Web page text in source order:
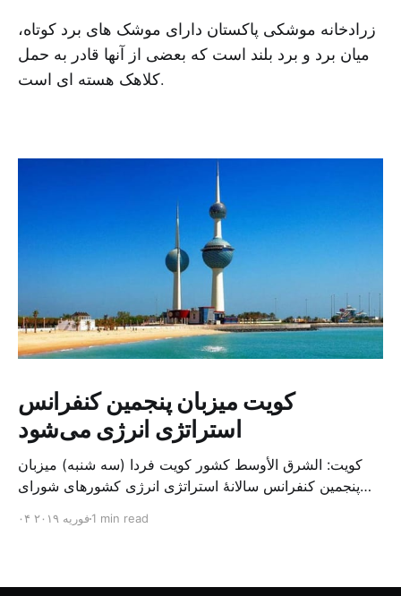
زرادخانه موشکی پاکستان دارای موشک های برد کوتاه،
میان برد و برد بلند است که بعضی از آنها قادر به حمل
کلاهک هسته ای است.
کویت میزبان پنجمین کنفرانس
استراتژی انرژی می‌شود
کویت: الشرق الأوسط کشور کویت فردا (سه شنبه) میزبان
پنجمین کنفرانس سالانهٔ استراتژی انرژی کشورهای شورای
متخصص از شرکت‌های جهانی نفت و گاز در این کنفرانس
۰۴ فوریه ۲۰۱۹1 min read